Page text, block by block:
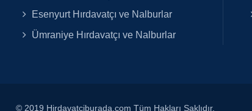
Esenyurt Hırdavatçı ve Nalburlar
Ümraniye Hırdavatçı ve Nalburlar
© 2019 Hirdavatciburada.com Tüm Hakları Saklıdır.